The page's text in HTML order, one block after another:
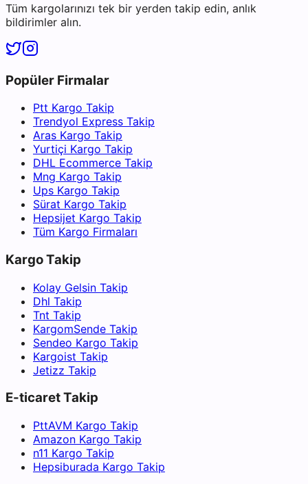
Tüm kargolarınızı tek bir yerden takip edin, anlık
bildirimler alın.
Popüler Firmalar
Ptt Kargo Takip
Trendyol Express Takip
Aras Kargo Takip
Yurtiçi Kargo Takip
DHL Ecommerce Takip
Mng Kargo Takip
Ups Kargo Takip
Sürat Kargo Takip
Hepsijet Kargo Takip
Tüm Kargo Firmaları
Kargo Takip
Kolay Gelsin Takip
Dhl Takip
Tnt Takip
KargomSende Takip
Sendeo Kargo Takip
Kargoist Takip
Jetizz Takip
E-ticaret Takip
PttAVM Kargo Takip
Amazon Kargo Takip
n11 Kargo Takip
Hepsiburada Kargo Takip